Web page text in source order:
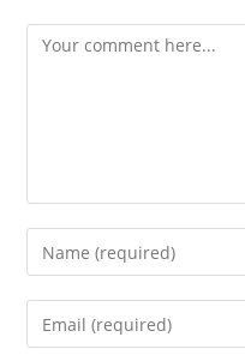
Comment
Enter
your
name
Enter
your